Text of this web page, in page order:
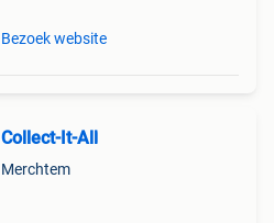
Bezoek website
Collect-It-All
Merchtem